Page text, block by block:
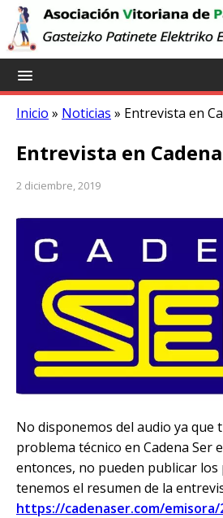
Inicio » Noticias » Entrevista en
Entrevista en
2 diciembre, 2019
No disponemos del audio ya que
problema técnico en Cadena Ser
entonces, no pueden publicar
tenemos el resumen de la
https://cadenaser.com/emisora/